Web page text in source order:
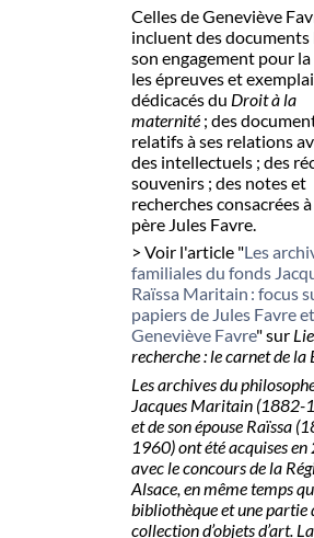
Celles de Geneviève
incluent des documents
son engagement pour la
les épreuves et
dédicacés du Droit à la
maternité ; des
relatifs à ses relations
des intellectuels ; des
souvenirs ; des notes et
recherches consacrées
père Jules Favre.
> Voir l'article "Les
familiales du fonds
Raïssa Maritain : focus
papiers de Jules Favre
Geneviève Favre" sur
recherche : le carnet de la
Les archives du
Jacques Maritain (1882-
et de son épouse Raïssa
1960) ont été acquises
avec le concours de la
Alsace, en même temps
bibliothèque et une partie
collection d’objets d’art.